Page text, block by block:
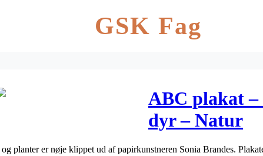
GSK Fag
ABC plakat –
dyr – Natur
planter er nøje klippet ud af papirkunstneren Sonia Brandes.